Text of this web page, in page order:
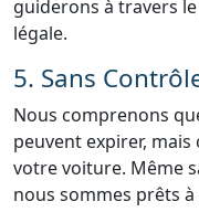
guiderons à travers
légale.
5. Sans
Nous comprenons
peuvent expirer, mais
votre voiture. Même
nous sommes prêts